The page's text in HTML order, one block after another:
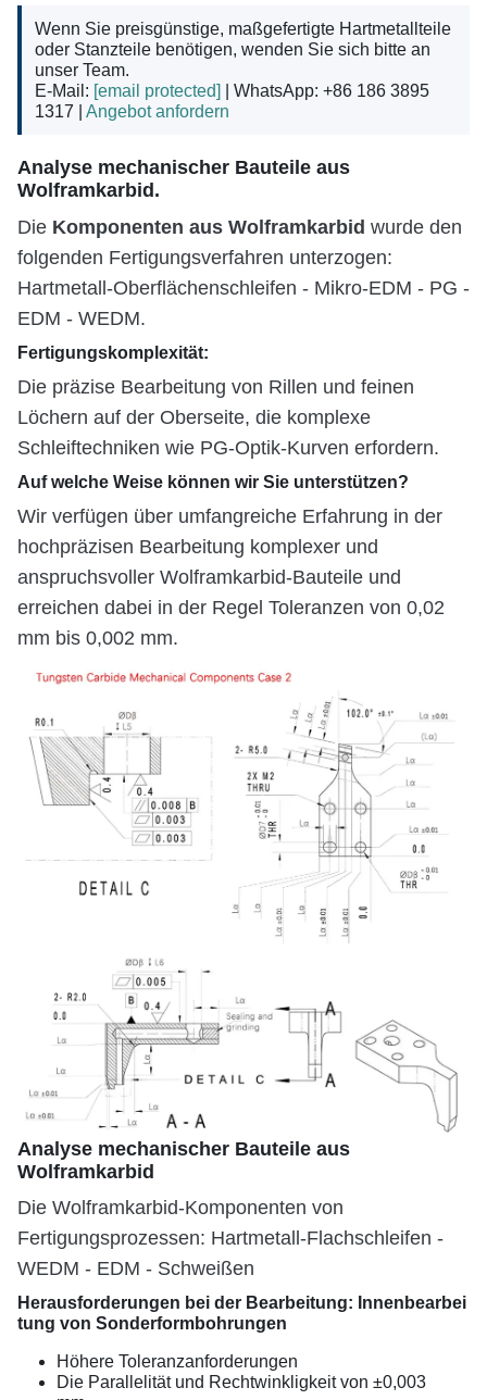
Wenn Sie preisgünstige, maßgefertigte Hartmetallteile
oder Stanzteile benötigen, wenden Sie sich bitte an
unser Team.
E-Mail: [email protected]
| WhatsApp: +86 186 3895
1317 | Angebot anfordern
Analyse mechanischer Bauteile aus
Wolframkarbid.
Die Komponenten aus Wolframkarbid wurde den
folgenden Fertigungsverfahren unterzogen:
Hartmetall-Oberflächenschleifen - Mikro-EDM - PG -
EDM - WEDM.
Fertigungskomplexität:
Die präzise Bearbeitung von Rillen und feinen
Löchern auf der Oberseite, die komplexe
Schleiftechniken wie PG-Optik-Kurven erfordern.
Auf welche Weise können wir Sie unterstützen?
Wir verfügen über umfangreiche Erfahrung in der
hochpräzisen Bearbeitung komplexer und
anspruchsvoller Wolframkarbid-Bauteile und
erreichen dabei in der Regel Toleranzen von 0,02
mm bis 0,002 mm.
Analyse mechanischer Bauteile aus
Wolframkarbid
Die Wolframkarbid-Komponenten von
Fertigungsprozessen: Hartmetall-Flachschleifen -
WEDM - EDM - Schweißen
Herausforderungen bei der Bearbeitung: Innenbearbei
tung von Sonderformbohrungen
Höhere Toleranzanforderungen
Die Parallelität und Rechtwinkligkeit von ±0,003